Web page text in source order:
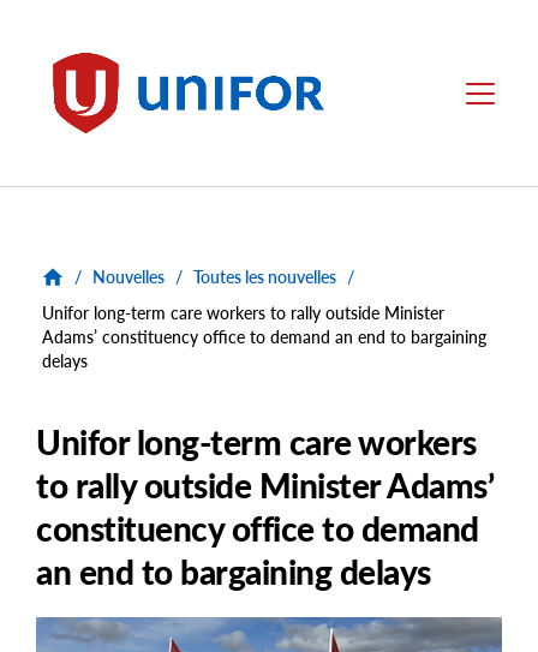
Unifor Menu
/ Nouvelles / Toutes les nouvelles /
Unifor long-term care workers to rally outside Minister
Adams’ constituency office to demand an end to bargaining
delays
Unifor long-term care workers
to rally outside Minister Adams’
constituency office to demand
an end to bargaining delays